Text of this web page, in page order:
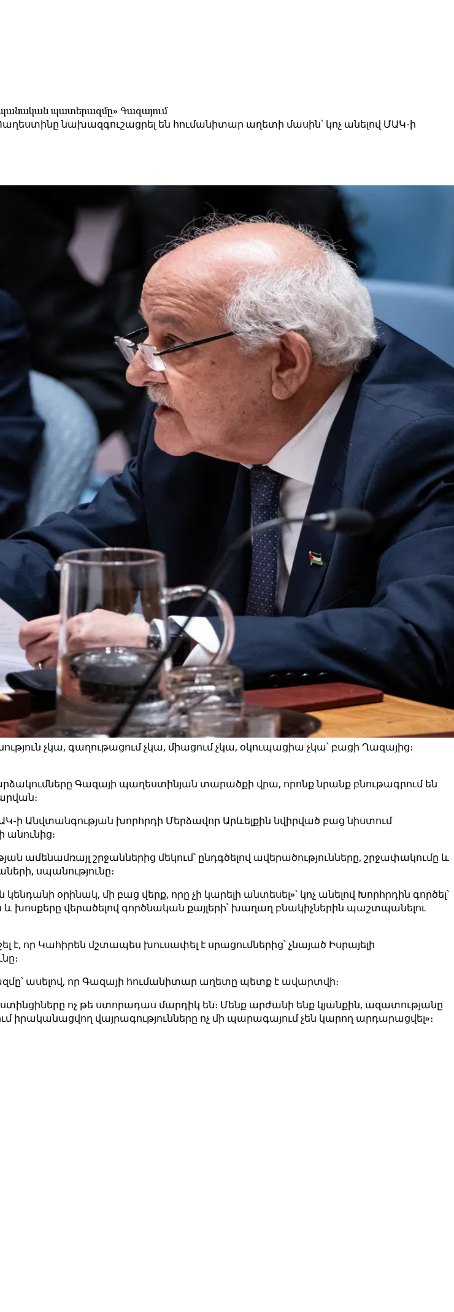
պատերազմը» Գազայում
նախազգուշացրել են հումանիտար աղետի մասին՝ կոչ անելով ՄԱԿ-ի
չկա, գաղութացում չկա, միացում չկա, օկուպացիա չկա՝ բացի Ղազայից։
Գազայի պաղեստինյան տարածքի վրա, որոնք նրանք բնութագրում են
Անվտանգության խորհրդի Մերձավոր Արևելքին նվիրված բաց նիստում
ամենամռայլ շրջաններից մեկում՝ ընդգծելով ավերածությունները, շրջափակումը և
սպանությունը։
օրինակ, մի բաց վերք, որը չի կարելի անտեսել»՝ կոչ անելով Խորհրդին գործել՝
խոսքերը վերածելով գործնական քայլերի՝ խաղաղ բնակիչներին պաշտպանելու
որ Կահիրեն մշտապես խուսափել է սրացումներից՝ չնայած Իսրայելի
ասելով, որ Գազայի հումանիտար աղետը պետք է ավարտվի։
ոչ թե ստորադաս մարդիկ են։ Մենք արժանի ենք կյանքին, ազատությանը
իրականացվող վայրագությունները ոչ մի պարագայում չեն կարող արդարացվել»։